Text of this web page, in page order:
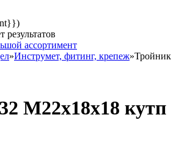
ассортимент
»Инструмет, фитинг, крепеж»Тройник
М22х18х18 кутп